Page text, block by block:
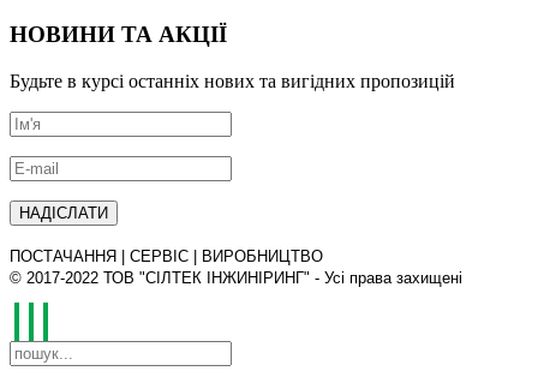
НОВИНИ ТА АКЦІЇ
Будьте в курсі останніх нових та вигідних пропозицій
ПОСТАЧАННЯ | СЕРВІС | ВИРОБНИЦТВО
© 2017-2022 ТОВ "СІЛТЕК ІНЖИНІРИНГ" - Усі права захищені